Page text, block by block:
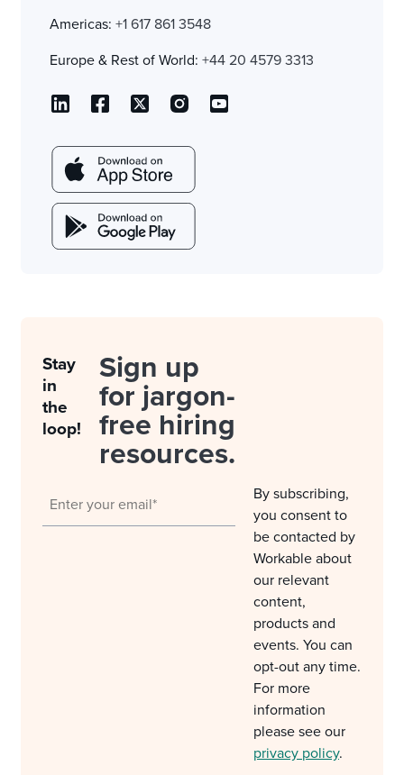
Americas: +1 617 861 3548
Europe & Rest of World: +44 20 4579 3313
Stay
in
the
loop!
Sign up
for jargon-
free hiring
resources.
By subscribing,
you consent to
be contacted by
Workable about
our relevant
content,
products and
events. You can
opt-out any time.
For more
information
please see our
privacy policy.